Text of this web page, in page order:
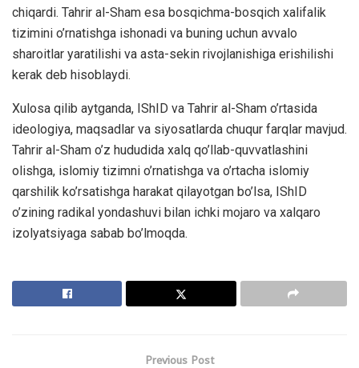
chiqardi. Tahrir al-Sham esa bosqichma-bosqich xalifalik
tizimini o’rnatishga ishonadi va buning uchun avvalo
sharoitlar yaratilishi va asta-sekin rivojlanishiga erishilishi
kerak deb hisoblaydi.
Xulosa qilib aytganda, IShID va Tahrir al-Sham o’rtasida
ideologiya, maqsadlar va siyosatlarda chuqur farqlar mavjud.
Tahrir al-Sham o’z hududida xalq qo’llab-quvvatlashini
olishga, islomiy tizimni o’rnatishga va o’rtacha islomiy
qarshilik ko’rsatishga harakat qilayotgan bo’lsa, IShID
o’zining radikal yondashuvi bilan ichki mojaro va xalqaro
izolyatsiyaga sabab bo’lmoqda.
Previous Post